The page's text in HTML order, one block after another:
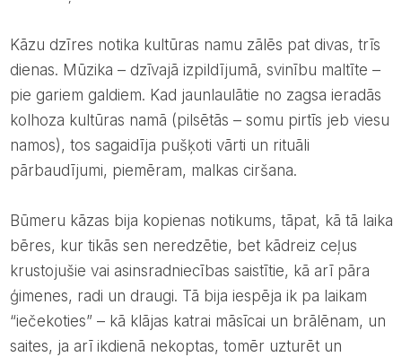
Kāzu dzīres notika kultūras namu zālēs pat divas, trīs
dienas. Mūzika – dzīvajā izpildījumā, svinību maltīte –
pie gariem galdiem. Kad jaunlaulātie no zagsa ieradās
kolhoza kultūras namā (pilsētās – somu pirtīs jeb viesu
namos), tos sagaidīja pušķoti vārti un rituāli
pārbaudījumi, piemēram, malkas ciršana.
Būmeru kāzas bija kopienas notikums, tāpat, kā tā laika
bēres, kur tikās sen neredzētie, bet kādreiz ceļus
krustojušie vai asinsradniecības saistītie, kā arī pāra
ģimenes, radi un draugi. Tā bija iespēja ik pa laikam
“iečekoties” – kā klājas katrai māsīcai un brālēnam, un
saites, ja arī ikdienā nekoptas, tomēr uzturēt un